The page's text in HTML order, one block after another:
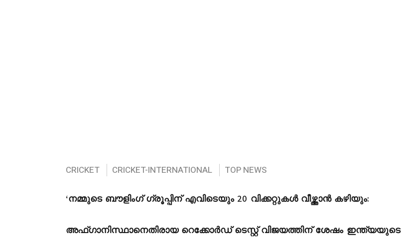
CRICKET CRICKET-INTERNATIONAL TOP NEWS
‘നമ്മുടെ ബൗളിംഗ് ഗ്രൂപ്പിന് എവിടെയും 20 വിക്കറ്റുകൾ വീഴ്ത്താൻ കഴിയും:
അഫ്ഗാനിസ്ഥാനെതിരായ റെക്കോർഡ് ടെസ്റ്റ് വിജയത്തിന് ശേഷം ഇന്ത്യയുടെ